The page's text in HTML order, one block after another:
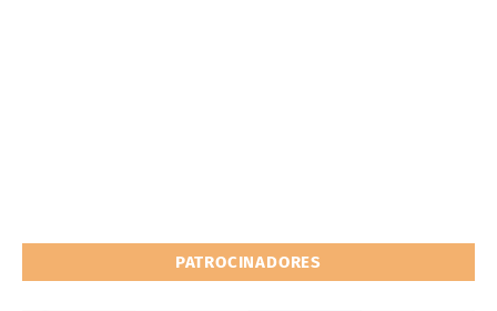
PATROCINADORES